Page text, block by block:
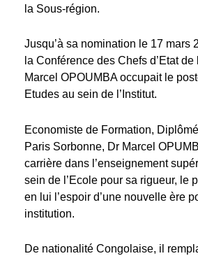
la Sous-région.
Jusqu’à sa nomination le 17 mars
la Conférence des Chefs d’Etat
Marcel OPOUMBA occupait le
Etudes au sein de l’Institut.
Economiste de Formation,
Paris Sorbonne, Dr Marcel
carrière dans l’enseignement
sein de l’Ecole pour sa rigueur, le
en lui l’espoir d’une nouvelle ère
institution.
De nationalité Congolaise, il